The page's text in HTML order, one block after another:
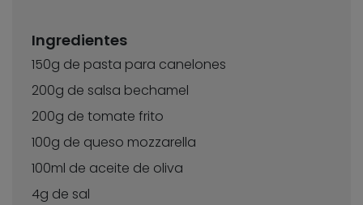
Ingredientes
150g de pasta para canelones
200g de salsa bechamel
200g de tomate frito
100g de queso mozzarella
100ml de aceite de oliva
4g de sal